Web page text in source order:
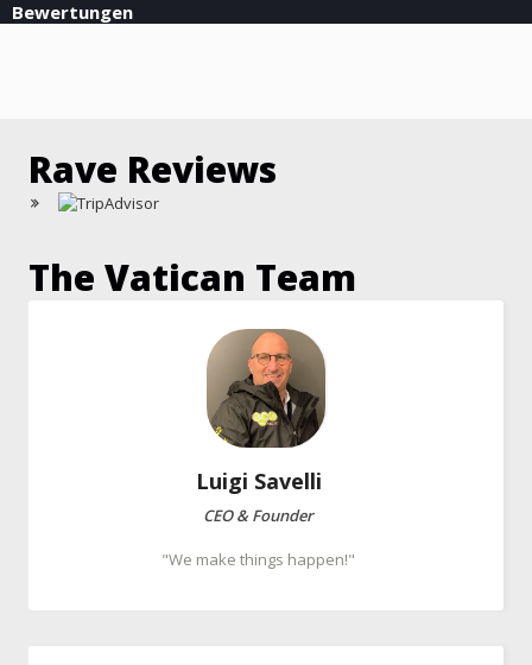
Bewertungen
Rave Reviews
The Vatican Team
Luigi Savelli
CEO & Founder
"We make things happen!"